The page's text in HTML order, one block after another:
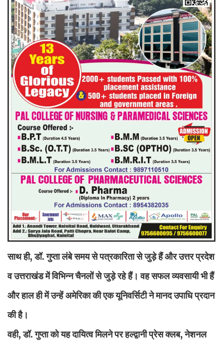
साथ ही, डॉ. गुप्ता लंबे समय से पत्रकारिता से जुड़े हैं और उत्तर प्रदेश
व उत्तराखंड में विभिन्न चैनलों से जुड़े रहे हैं। वह सफल व्यवसायी भी हैं
और हाल ही में उन्हें अमेरिका की एक यूनिवर्सिटी ने मानद उपाधि प्रदान
की है।
वही, डॉ. गुप्ता को यह दायित्व मिलने पर हल्द्वानी प्रेस क्लब, नेशनल